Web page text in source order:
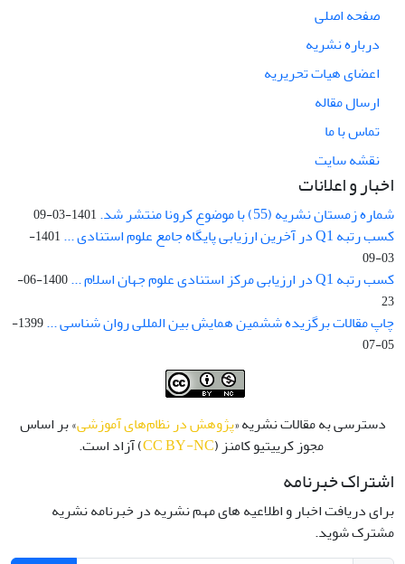
صفحه اصلی
درباره نشریه
اعضای هیات تحریریه
ارسال مقاله
تماس با ما
نقشه سایت
اخبار و اعلانات
شماره زمستان نشریه (55) با موضوع کرونا منتشر شد. 1401-03-09
کسب رتبه Q1 در آخرین ارزیابی پایگاه جامع علوم استنادی ...
1401-
03-09
کسب رتبه Q1 در ارزیابی مرکز استنادی علوم جهان اسلام ...
1400-06-
23
چاپ مقالات برگزیده ششمین همایش بین المللی روان شناسی ...
1399-
05-07
دسترسی به مقالات نشریه «پژوهش در نظام‌های آموزشی» بر اساس
مجوز کرییتیو کامنز (CC BY-NC) آزاد است.
اشتراک خبرنامه
برای دریافت اخبار و اطلاعیه های مهم نشریه در خبرنامه نشریه
مشترک شوید.